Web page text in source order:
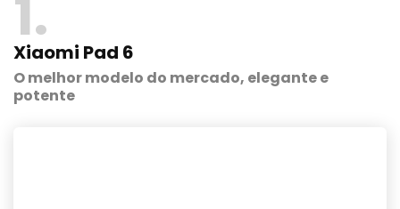
1
Xiaomi Pad 6
O melhor modelo do mercado, elegante e
potente